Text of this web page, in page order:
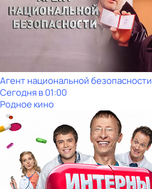
Агент национальной безопасности
Сегодня в 01:00
Родное кино